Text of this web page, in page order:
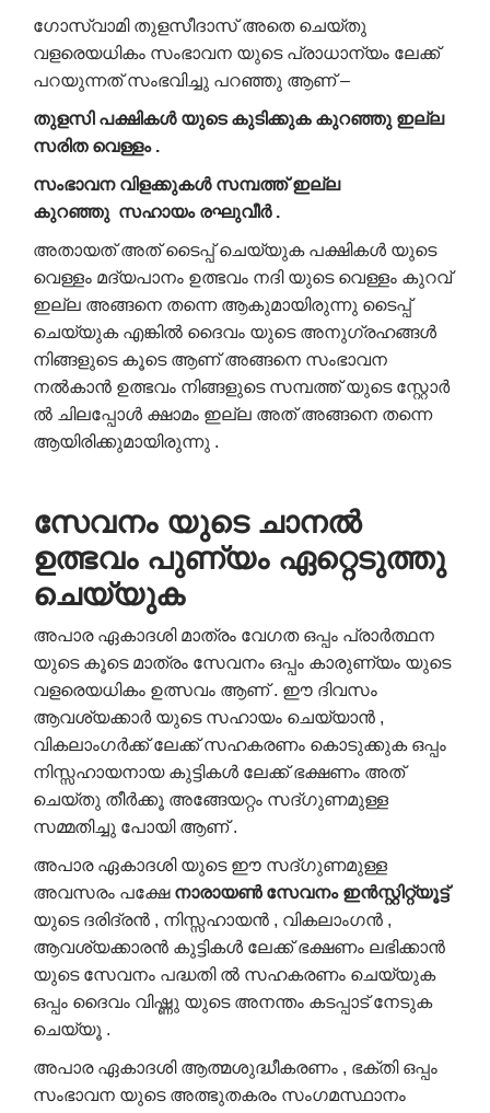
ഗോസ്വാമി തുളസീദാസ് അതെ ചെയ്തു
വളരെയധികം സംഭാവന യുടെ പ്രാധാന്യം ലേക്ക്
പറയുന്നത് സംഭവിച്ചു പറഞ്ഞു ആണ് –
തുളസി പക്ഷികൾ യുടെ കുടിക്കുക കുറഞ്ഞു ഇല്ല
സരിത വെള്ളം .
സംഭാവന വിളക്കുകൾ സമ്പത്ത് ഇല്ല
കുറഞ്ഞു സഹായം രഘുവീർ .
അതായത് അത് ടൈപ്പ് ചെയ്യുക പക്ഷികൾ യുടെ
വെള്ളം മദ്യപാനം ഉത്ഭവം നദി യുടെ വെള്ളം കുറവ്
ഇല്ല അങ്ങനെ തന്നെ ആകുമായിരുന്നു ടൈപ്പ്
ചെയ്യുക എങ്കിൽ ദൈവം യുടെ അനുഗ്രഹങ്ങൾ
നിങ്ങളുടെ കൂടെ ആണ് അങ്ങനെ സംഭാവന
നൽകാൻ ഉത്ഭവം നിങ്ങളുടെ സമ്പത്ത് യുടെ സ്റ്റോർ
ൽ ചിലപ്പോൾ ക്ഷാമം ഇല്ല അത് അങ്ങനെ തന്നെ
ആയിരിക്കുമായിരുന്നു .
സേവനം യുടെ ചാനൽ
ഉത്ഭവം പുണ്യം ഏറ്റെടുത്തു
ചെയ്യുക
അപാര ഏകാദശി മാത്രം വേഗത ഒപ്പം പ്രാർത്ഥന
യുടെ കൂടെ മാത്രം സേവനം ഒപ്പം കാരുണ്യം യുടെ
വളരെയധികം ഉത്സവം ആണ് . ഈ ദിവസം
ആവശ്യക്കാർ യുടെ സഹായം ചെയ്യാൻ ,
വികലാംഗർക്ക് ലേക്ക് സഹകരണം കൊടുക്കുക ഒപ്പം
നിസ്സഹായനായ കുട്ടികൾ ലേക്ക് ഭക്ഷണം അത്
ചെയ്തു തീർക്കൂ അങ്ങേയറ്റം സദ്ഗുണമുള്ള
സമ്മതിച്ചു പോയി ആണ് .
അപാര ഏകാദശി യുടെ ഈ സദ്ഗുണമുള്ള
അവസരം പക്ഷേ നാരായൺ സേവനം ഇൻസ്റ്റിറ്റ്യൂട്ട്
യുടെ ദരിദ്രൻ , നിസ്സഹായൻ , വികലാംഗൻ ,
ആവശ്യക്കാരൻ കുട്ടികൾ ലേക്ക് ഭക്ഷണം ലഭിക്കാൻ
യുടെ സേവനം പദ്ധതി ൽ സഹകരണം ചെയ്യുക
ഒപ്പം ദൈവം വിഷ്ണു യുടെ അനന്തം കടപ്പാട് നേടുക
ചെയ്യൂ .
അപാര ഏകാദശി ആത്മശുദ്ധീകരണം , ഭക്തി ഒപ്പം
സംഭാവന യുടെ അത്ഭുതകരം സംഗമസ്ഥാനം